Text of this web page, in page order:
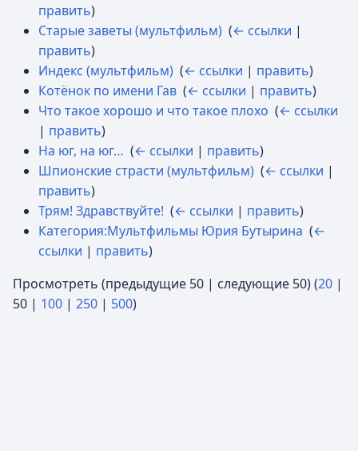
править)
Старые заветы (мультфильм) (← ссылки |
править)
Индекс (мультфильм) (← ссылки | править)
Котёнок по имени Гав (← ссылки | править)
Что такое хорошо и что такое плохо (← ссылки
| править)
На юг, на юг… (← ссылки | править)
Шпионские страсти (мультфильм) (← ссылки |
править)
Трям! Здравствуйте! (← ссылки | править)
Категория:Мультфильмы Юрия Бутырина (←
ссылки | править)
Просмотреть (предыдущие 50 | следующие 50) (20 |
50 | 100 | 250 | 500)